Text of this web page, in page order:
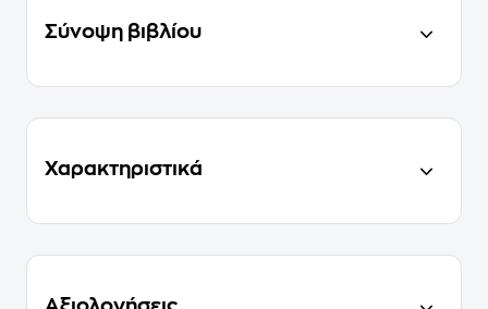
Σύνοψη βιβλίου
Χαρακτηριστικά